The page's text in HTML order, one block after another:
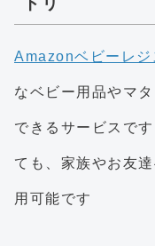
Amazonベビーレジ
なベビー用品やマ
できるサービスで
ても、家族やお友
用可能です